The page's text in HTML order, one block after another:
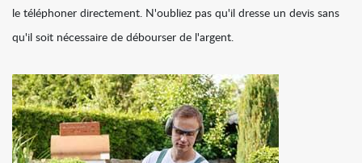
le téléphoner directement. N'oubliez pas qu'il dresse un devis sans
qu'il soit nécessaire de débourser de l'argent.